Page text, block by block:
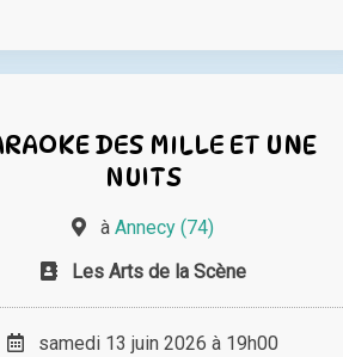
DES MILLE ET UNE
NUITS
àAnnecy (74)
Les Arts de la Scène
samedi 13 juin 2026 à 19h00